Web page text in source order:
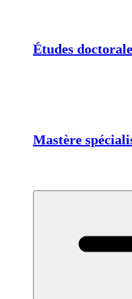
Études
Mastère